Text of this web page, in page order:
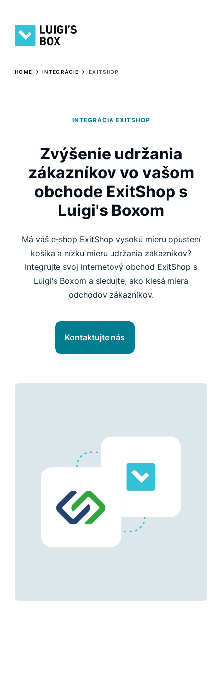
HOME ›INTEGRÁCIE ›EXITSHOP
INTEGRÁCIA EXITSHOP
Zvýšenie udržania
zákazníkov vo vašom
obchode ExitShop s
Luigi's Boxom
Má váš e-shop ExitShop vysokú mieru opustení
košíka a nízku mieru udržania zákazníkov?
Integrujte svoj internetový obchod ExitShop s
Luigi's Boxom a sledujte, ako klesá miera
odchodov zákazníkov.
Kontaktujte nás